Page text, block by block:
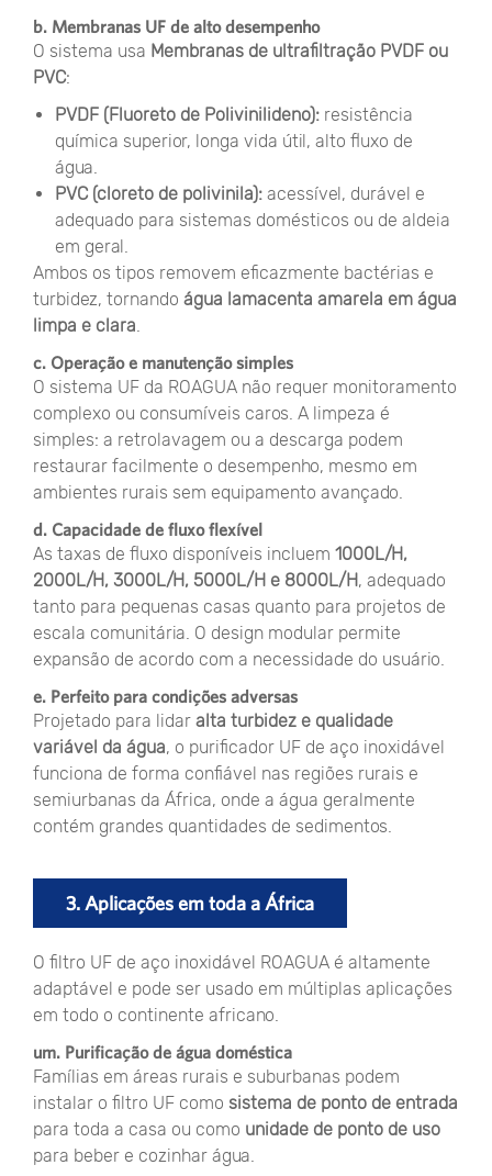
b. Membranas UF de alto desempenho
O sistema usa Membranas de ultrafiltração PVDF ou
PVC:
PVDF (Fluoreto de Polivinilideno): resistência
química superior, longa vida útil, alto fluxo de
água.
PVC (cloreto de polivinila): acessível, durável e
adequado para sistemas domésticos ou de aldeia
em geral.
Ambos os tipos removem eficazmente bactérias e
turbidez, tornando água lamacenta amarela em água
limpa e clara.
c. Operação e manutenção simples
O sistema UF da ROAGUA não requer monitoramento
complexo ou consumíveis caros. A limpeza é
simples: a retrolavagem ou a descarga podem
restaurar facilmente o desempenho, mesmo em
ambientes rurais sem equipamento avançado.
d. Capacidade de fluxo flexível
As taxas de fluxo disponíveis incluem 1000L/H,
2000L/H, 3000L/H, 5000L/H e 8000L/H, adequado
tanto para pequenas casas quanto para projetos de
escala comunitária. O design modular permite
expansão de acordo com a necessidade do usuário.
e. Perfeito para condições adversas
Projetado para lidar alta turbidez e qualidade
variável da água, o purificador UF de aço inoxidável
funciona de forma confiável nas regiões rurais e
semiurbanas da África, onde a água geralmente
contém grandes quantidades de sedimentos.
3. Aplicações em toda a África
O filtro UF de aço inoxidável ROAGUA é altamente
adaptável e pode ser usado em múltiplas aplicações
em todo o continente africano.
um. Purificação de água doméstica
Famílias em áreas rurais e suburbanas podem
instalar o filtro UF como sistema de ponto de entrada
para toda a casa ou como unidade de ponto de uso
para beber e cozinhar água.